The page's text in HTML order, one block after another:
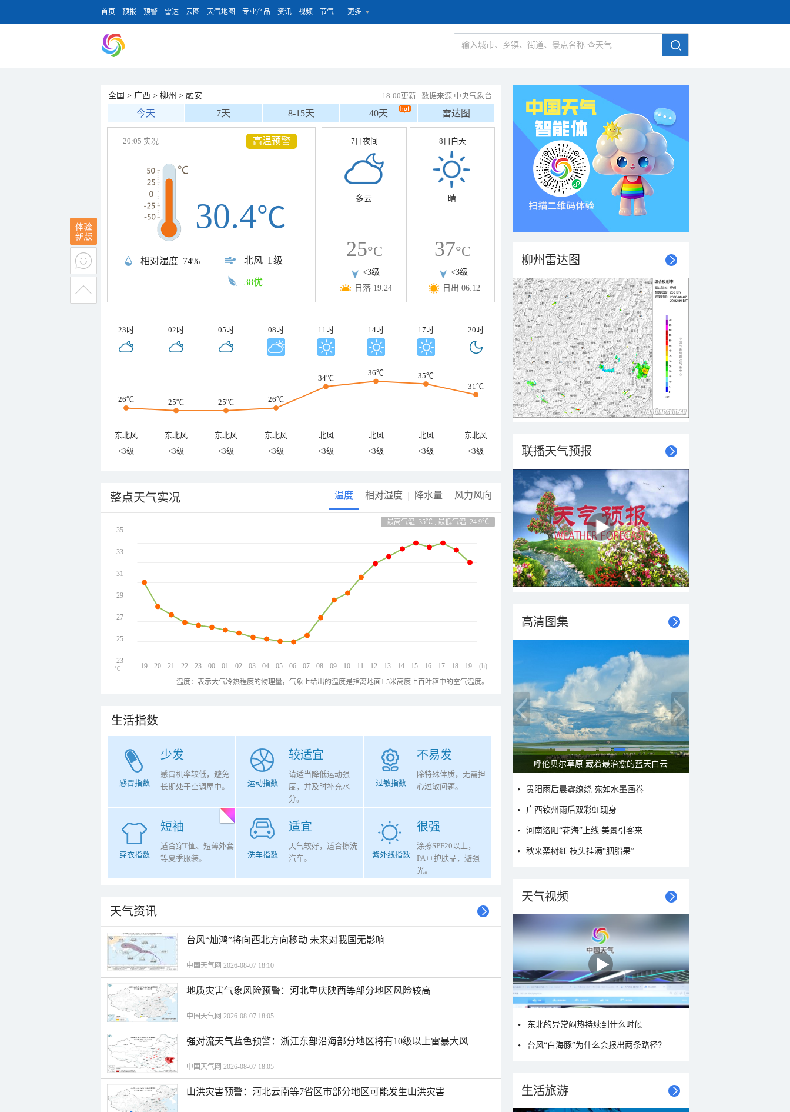
首页 预报 预警 雷达 云图 天气地图 专业产品 资讯 视频 节气 更多
全国 > 广西 > 柳州 > 融安 18:00更新 | 数据来源 中央气象台
今天 7天 8-15天 40天 雷达图
20:05 实况
相对湿度 74% 北风 1级
30.4℃
38优
高温预警 7日夜间
多云
25°C
<3级
日落 19:24
8日白天
晴
37°C
<3级
日出 06:12
23时 02时 05时 08时 11时 14时 17时 20时
26℃ 25℃ 25℃ 26℃
34℃
36℃
35℃
31℃
东北风 东北风 东北风 东北风 北风 北风 北风
东北风
<3级
<3级 <3级 <3级 <3级 <3级 <3级 <3级
整点天气实况 温度 相对湿度 降水量 风力风向
最高气温: 35℃ , 最低气温: 24.9℃
19 20 21 22 23 00 01 02 03 04 05 06 07 08 09 10 11 12 13 14 15 16 17 18 19
35
33
31
29
27
25
23
(h)
℃
温度：表示大气冷热程度的物理量，气象上给出的温度是指离地面1.5米高度上百叶箱中的空气温度。
生活指数
少发
感冒指数
感冒机率较低，避免
长期处于空调屋中。
较适宜
运动指数
请适当降低运动强
度，并及时补充水
分。
不易发
过敏指数
除特殊体质，无需担
心过敏问题。
短袖
穿衣指数
适合穿T恤、短薄外套
等夏季服装。
适宜
洗车指数
天气较好，适合擦洗
汽车。
很强
紫外线指数
涂擦SPF20以上，
PA++护肤品，避强
光。
天气资讯
台风“灿鸿”将向西北方向移动 未来对我国无影响
中国天气网 2026-08-07 18:10
地质灾害气象风险预警：河北重庆陕西等部分地区风险较高
中国天气网 2026-08-07 18:05
强对流天气蓝色预警：浙江东部沿海部分地区将有10级以上雷暴大风
中国天气网 2026-08-07 18:05
山洪灾害预警：河北云南等7省区市部分地区可能发生山洪灾害
柳州雷达图
联播天气预报
高清图集
呼伦贝尔草原 藏着最治愈的蓝天白云
贵阳雨后晨雾缭绕 宛如水墨画卷
广西钦州雨后双彩虹现身
河南洛阳“花海”上线 美景引客来
秋来栾树红 枝头挂满“胭脂果”
天气视频
东北的异常闷热持续到什么时候
台风“白海豚”为什么会报出两条路径？
生活旅游